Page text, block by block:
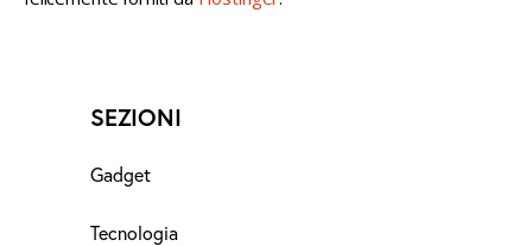
SEZIONI
Gadget
Tecnologia